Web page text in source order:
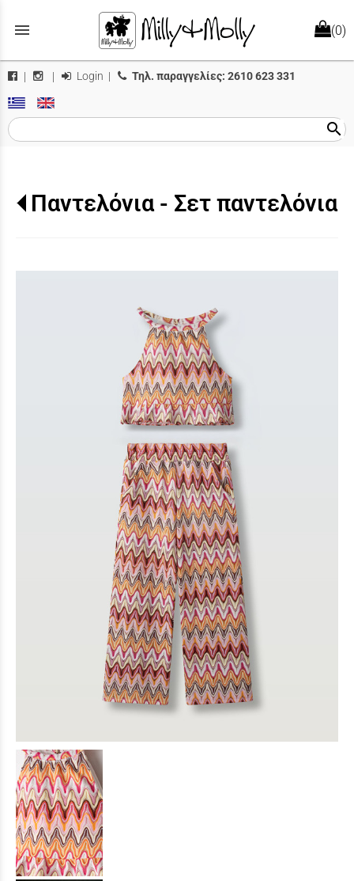
menu (0)
| | Login | Τηλ. παραγγελίες: 2610 623 331
search
Παντελόνια - Σετ παντελόνια